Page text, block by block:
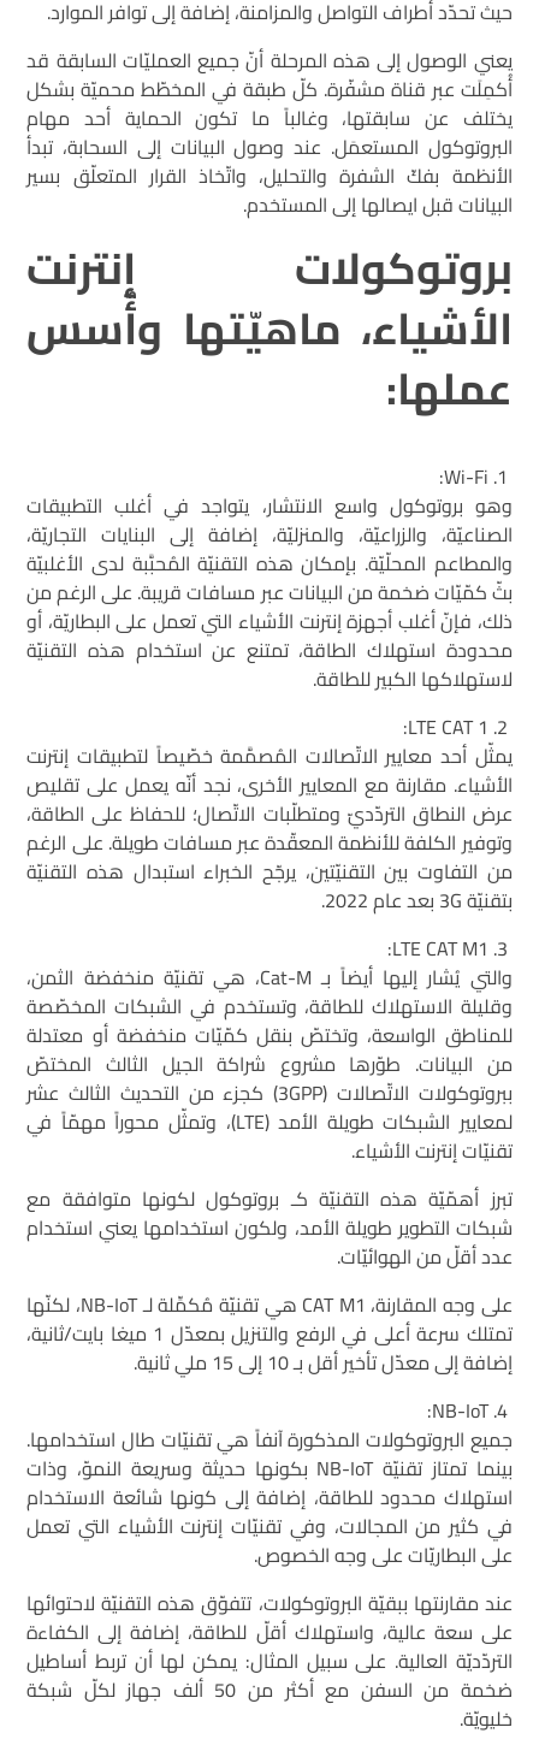
حيث تحدّد أطراف التواصل والمزامنة، إضافة إلى توافر الموارد.
يعني الوصول إلى هذه المرحلة أنّ جميع العمليّات السابقة قد
أُكمِلَت عبر قناة مشفّرة. كلّ طبقة في المخطّط محميّة بشكل
يختلف عن سابقتها، وغالباً ما تكون الحماية أحد مهام
البروتوكول المستعمَل. عند وصول البيانات إلى السحابة، تبدأ
الأنظمة بفكّ الشفرة والتحليل، واتّخاذ القرار المتعلّق بسير
البيانات قبل ايصالها إلى المستخدم.
بروتوكولات إنترنت
الأشياء، ماهيّتها وأُسس
عملها:
Wi-Fi:
وهو بروتوكول واسع الانتشار، يتواجد في أغلب التطبيقات
الصناعيّة، والزراعيّة، والمنزليّة، إضافة إلى البنايات التجاريّة،
والمطاعم المحلّيّة. بإمكان هذه التقنيّة المُحبَّبة لدى الأغلبيّة
بثّ كمّيّات ضخمة من البيانات عبر مسافات قريبة. على الرغم من
ذلك، فإنّ أغلب أجهزة إنترنت الأشياء التي تعمل على البطاريّة، أو
محدودة استهلاك الطاقة، تمتنع عن استخدام هذه التقنيّة
لاستهلاكها الكبير للطاقة.
LTE CAT 1:
يمثّل أحد معايير الاتّصالات المُصمَّمة خصّيصاً لتطبيقات إنترنت
الأشياء. مقارنة مع المعايير الأخرى، نجد أنّه يعمل على تقليص
عرض النطاق التردّديّ ومتطلّبات الاتّصال؛ للحفاظ على الطاقة،
وتوفير الكلفة للأنظمة المعقّدة عبر مسافات طويلة. على الرغم
من التفاوت بين التقنيّتين، يرجّح الخبراء استبدال هذه التقنيّة
بتقنيّة 3G بعد عام 2022.
LTE CAT M1:
والتي يُشار إليها أيضاً بـ Cat-M، هي تقنيّة منخفضة الثمن،
وقليلة الاستهلاك للطاقة، وتستخدم في الشبكات المخصّصة
للمناطق الواسعة، وتختصّ بنقل كمّيّات منخفضة أو معتدلة
من البيانات. طوّرها مشروع شراكة الجيل الثالث المختصّ
ببروتوكولات الاتّصالات (3GPP) كجزء من التحديث الثالث عشر
لمعايير الشبكات طويلة الأمد (LTE)، وتمثّل محوراً مهمّاً في
تقنيّات إنترنت الأشياء.
تبرز أهمّيّة هذه التقنيّة كـ بروتوكول لكونها متوافقة مع
شبكات التطوير طويلة الأمد، ولكون استخدامها يعني استخدام
عدد أقلّ من الهوائيّات.
على وجه المقارنة، CAT M1 هي تقنيّة مُكمِّلة لـ NB-IoT، لكنّها
تمتلك سرعة أعلى في الرفع والتنزيل بمعدّل 1 ميغا بايت/ثانية،
إضافة إلى معدّل تأخير أقل بـ 10 إلى 15 ملي ثانية.
NB-IoT:
جميع البروتوكولات المذكورة آنفاً هي تقنيّات طال استخدامها.
بينما تمتاز تقنيّة NB-IoT بكونها حديثة وسريعة النموّ، وذات
استهلاك محدود للطاقة، إضافة إلى كونها شائعة الاستخدام
في كثير من المجالات، وفي تقنيّات إنترنت الأشياء التي تعمل
على البطاريّات على وجه الخصوص.
عند مقارنتها ببقيّة البروتوكولات، تتفوّق هذه التقنيّة لاحتوائها
على سعة عالية، واستهلاك أقلّ للطاقة، إضافة إلى الكفاءة
التردّديّة العالية. على سبيل المثال: يمكن لها أن تربط أساطيل
ضخمة من السفن مع أكثر من 50 ألف جهاز لكلّ شبكة
خليويّة.